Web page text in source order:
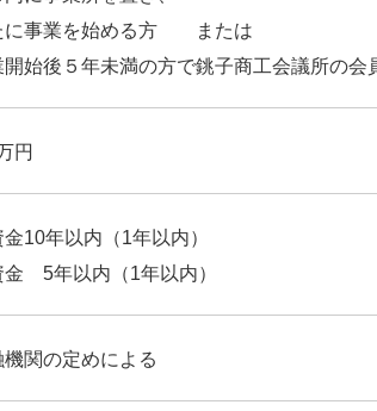
事業を始める方 または
始後５年未満の方で銚子商工会議所の会
円
10年以内（1年以内）
金 5年以内（1年以内）
関の定めによる